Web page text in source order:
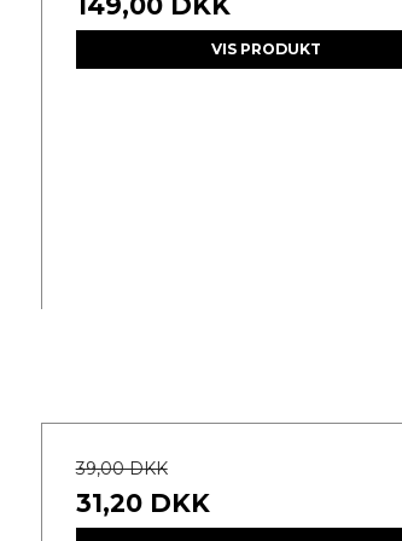
VIS PRODUKT
39,00 DKK
31,20 DKK